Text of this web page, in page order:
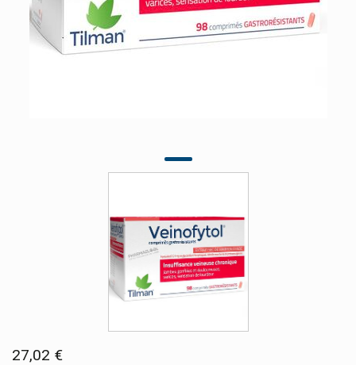
27,02 €